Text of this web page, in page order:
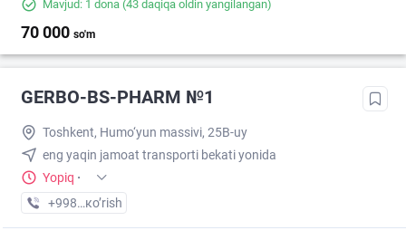
Mavjud: 1 dona (43 daqiqa oldin yangilangan)
70 000 so'm
GERBO-BS-PHARM №1
Toshkent, Humo‘yun massivi, 25B-uy
eng yaqin jamoat transporti bekati yonida
Yopiq ·
+998 (94) XXX-XX-XX
кo’rish